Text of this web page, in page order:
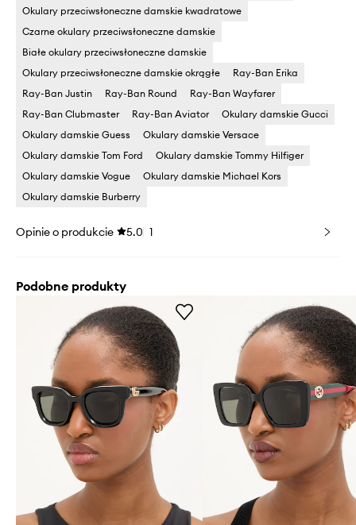
Okulary przeciwsłoneczne damskie kwadratowe
Czarne okulary przeciwsłoneczne damskie
Białe okulary przeciwsłoneczne damskie
Okulary przeciwsłoneczne damskie okrągłe
Ray-Ban Erika
Ray-Ban Justin
Ray-Ban Round
Ray-Ban Wayfarer
Ray-Ban Clubmaster
Ray-Ban Aviator
Okulary damskie Gucci
Okulary damskie Guess
Okulary damskie Versace
Okulary damskie Tom Ford
Okulary damskie Tommy Hilfiger
Okulary damskie Vogue
Okulary damskie Michael Kors
Okulary damskie Burberry
Opinie o produkcie 5.0 1
Podobne produkty